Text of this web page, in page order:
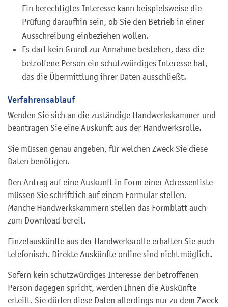
Ein berechtigtes Interesse kann beispielsweise die
Prüfung daraufhin sein, ob Sie den Betrieb in einer
Ausschreibung einbeziehen wollen.
Es darf kein Grund zur Annahme bestehen, dass die
betroffene Person ein schutzwürdiges Interesse hat,
das die Übermittlung ihrer Daten ausschließt.
Verfahrensablauf
Wenden Sie sich an die zuständige Handwerkskammer und
beantragen Sie eine Auskunft aus der Handwerksrolle.
Sie müssen genau angeben, für welchen Zweck Sie diese
Daten benötigen.
Den Antrag auf eine Auskunft in Form einer Adressenliste
müssen Sie schriftlich auf einem Formular stellen.
Manche Handwerkskammern stellen das Formblatt auch
zum Download bereit.
Einzelauskünfte aus der Handwerksrolle erhalten Sie auch
telefonisch. Direkte Auskünfte online sind nicht möglich.
Sofern kein schutzwürdiges Interesse der betroffenen
Person dagegen spricht, werden Ihnen die Auskünfte
erteilt. Sie dürfen diese Daten allerdings nur zu dem Zweck